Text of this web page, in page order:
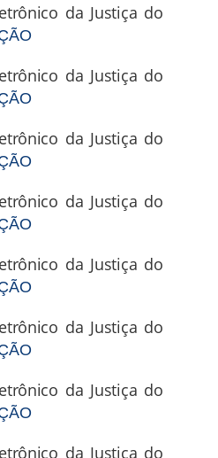
da Justiça do
da Justiça do
da Justiça do
da Justiça do
da Justiça do
da Justiça do
da Justiça do
da Justiça do